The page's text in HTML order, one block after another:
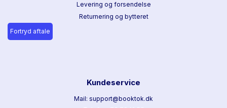
Levering og forsendelse
Returnering og bytteret
Fortryd aftale
Kundeservice
Mail: support@booktok.dk